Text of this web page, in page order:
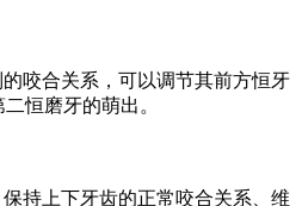
咬合关系，可以调节其前方恒牙
恒磨牙的萌出。
持上下牙齿的正常咬合关系、维